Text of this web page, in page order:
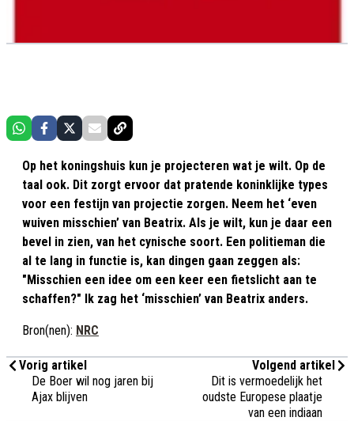
Op het koningshuis kun je projecteren wat je wilt. Op de
taal ook. Dit zorgt ervoor dat pratende koninklijke types
voor een festijn van projectie zorgen. Neem het ‘even
wuiven misschien’ van Beatrix. Als je wilt, kun je daar een
bevel in zien, van het cynische soort. Een politieman die
al te lang in functie is, kan dingen gaan zeggen als:
"Misschien een idee om een keer een fietslicht aan te
schaffen?" Ik zag het ‘misschien’ van Beatrix anders.
Bron(nen): NRC
Vorig artikel
De Boer wil nog jaren bij
Ajax blijven
Volgend artikel
Dit is vermoedelijk het
oudste Europese plaatje
van een indiaan